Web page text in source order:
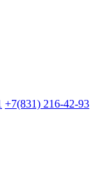
+7(831) 216-42-93